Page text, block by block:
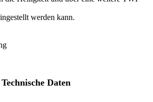
werden kann.
Technische Daten